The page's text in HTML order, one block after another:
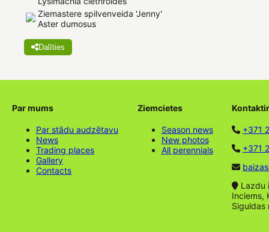
Ziemastere spilvenveida 'Jenny'
Aster dumosus
Dalīties
Par mums
Par stādu audzētavu
News
Trading places
Gallery
Contacts
Ziemcietes
Season news
New photos
All perennials
+371
+371
Lazdu
Inciems,
Siguldas